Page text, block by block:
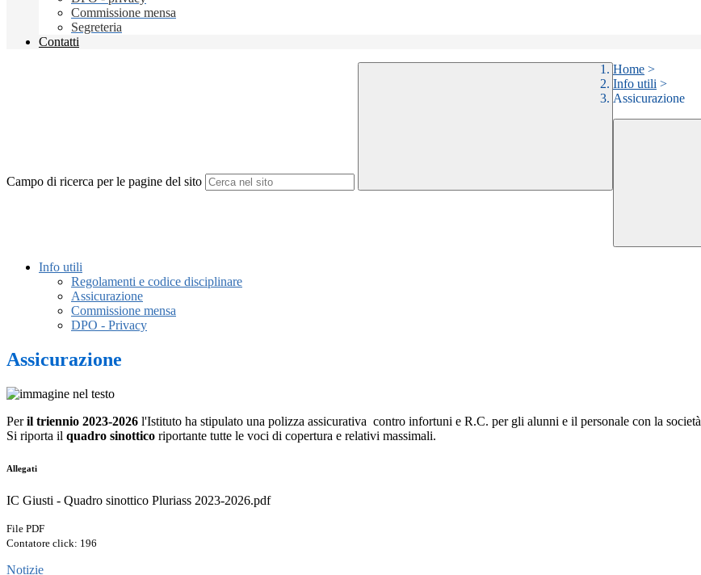
Commissione mensa
Segreteria
Contatti
Campo di ricerca per le pagine del sito
Home >
Info utili >
Assicurazione
Info utili
Regolamenti e codice disciplinare
Assicurazione
Commissione mensa
DPO - Privacy
Assicurazione
Per il triennio 2023-2026 l'Istituto ha stipulato una polizza assicurativa contro infortuni e R.C. per gli alunni e il personale con la società
Si riporta il quadro sinottico riportante tutte le voci di copertura e relativi massimali.
Allegati
IC Giusti - Quadro sinottico Pluriass 2023-2026.pdf
File PDF
Contatore click: 196
Notizie